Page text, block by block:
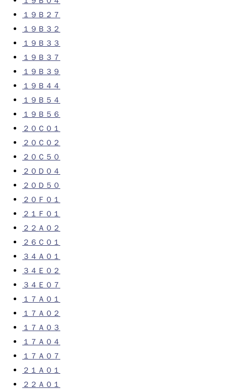
１９Ｂ２７
１９Ｂ３２
１９Ｂ３３
１９Ｂ３７
１９Ｂ３９
１９Ｂ４４
１９Ｂ５４
１９Ｂ５６
２０Ｃ０１
２０Ｃ０２
２０Ｃ５０
２０Ｄ０４
２０Ｄ５０
２０Ｆ０１
２１Ｆ０１
２２Ａ０２
２６Ｃ０１
３４Ａ０１
３４Ｅ０２
３４Ｅ０７
１７Ａ０１
１７Ａ０２
１７Ａ０３
１７Ａ０４
１７Ａ０７
２１Ａ０１
２２Ａ０１